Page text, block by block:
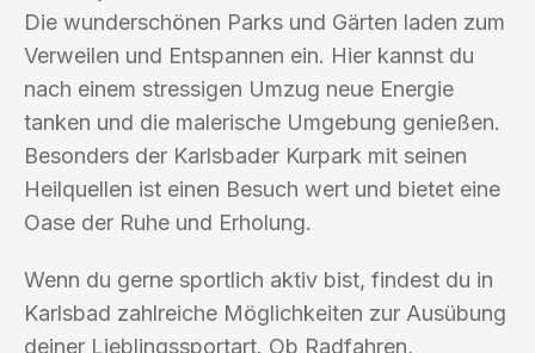
Die wunderschönen Parks und Gärten laden zum
Verweilen und Entspannen ein. Hier kannst du
nach einem stressigen Umzug neue Energie
tanken und die malerische Umgebung genießen.
Besonders der Karlsbader Kurpark mit seinen
Heilquellen ist einen Besuch wert und bietet eine
Oase der Ruhe und Erholung.
Wenn du gerne sportlich aktiv bist, findest du in
Karlsbad zahlreiche Möglichkeiten zur Ausübung
deiner Lieblingssportart. Ob Radfahren,